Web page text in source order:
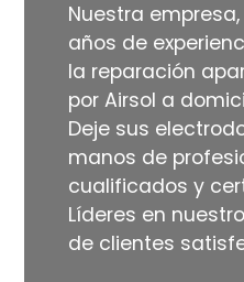
Nuestra
años de
la reparación
por Airsol a
Deje sus
manos de
cualificados y
Líderes en
de clientes